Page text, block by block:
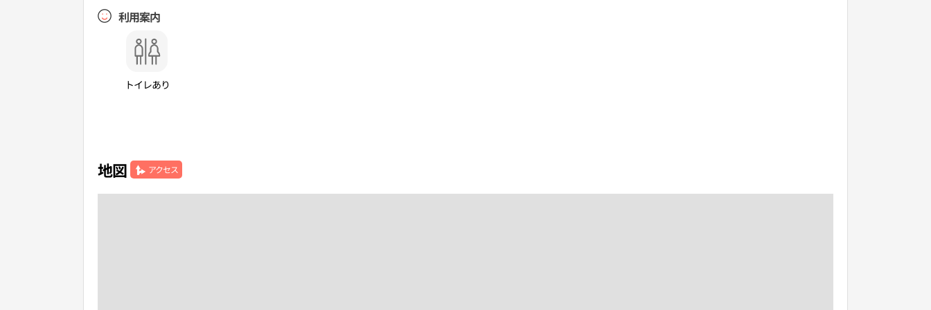
利用案内
トイレあり
地図 アクセス